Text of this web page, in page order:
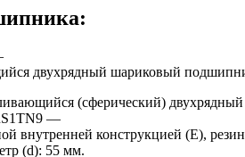
двухрядный шариковый
(сферический)
—
внутренней конструкцией (E),
(d): 55 мм.